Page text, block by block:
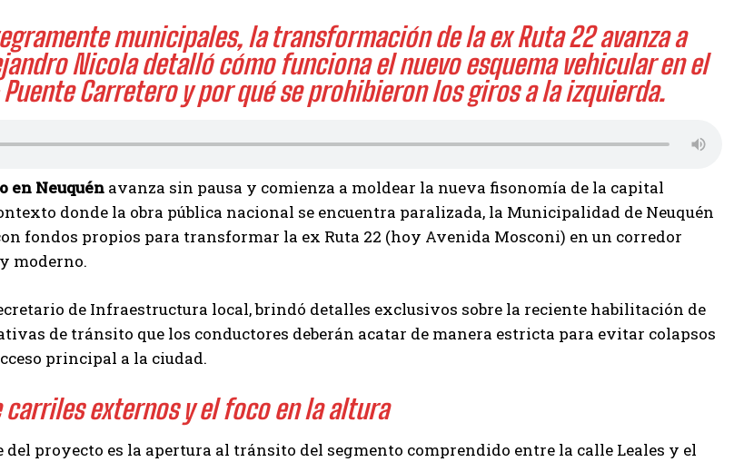
municipales, la transformación de la ex Ruta 22 avanza a
Nicola detalló cómo funciona el nuevo esquema vehicular en el
Carretero y por qué se prohibieron los giros a la izquierda.
en Neuquén avanza sin pausa y comienza a moldear la nueva fisonomía de la capital
donde la obra pública nacional se encuentra paralizada, la Municipalidad de Neuquén
fondos propios para transformar la ex Ruta 22 (hoy Avenida Mosconi) en un corredor
moderno.
de Infraestructura local, brindó detalles exclusivos sobre la reciente habilitación de
de tránsito que los conductores deberán acatar de manera estricta para evitar colapsos
principal a la ciudad.
externos y el foco en la altura
proyecto es la apertura al tránsito del segmento comprendido entre la calle Leales y el